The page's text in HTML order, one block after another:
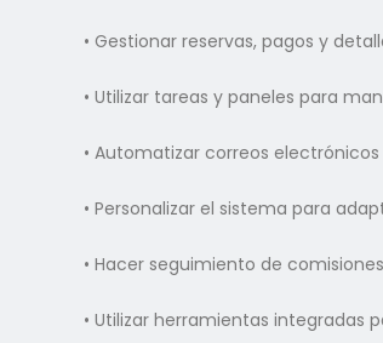
• Gestionar reservas, pagos y
• Utilizar tareas y paneles para
• Automatizar correos
• Personalizar el sistema para
• Hacer seguimiento de
• Utilizar herramientas integradas